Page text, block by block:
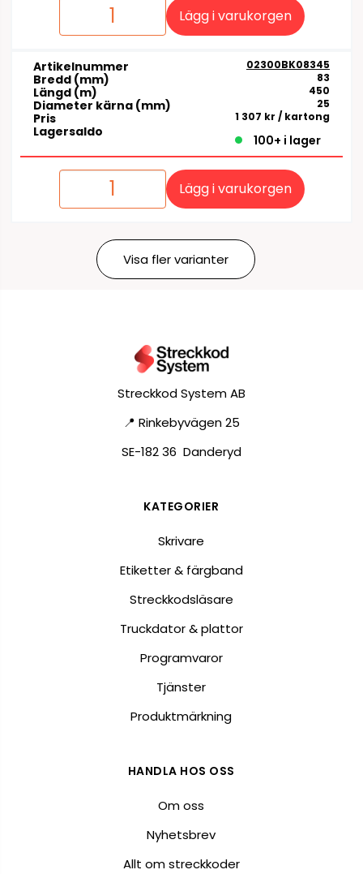
Lägg i varukorgen
Artikelnummer 02300BK08345
Bredd (mm) 83
Längd (m) 450
Diameter kärna (mm) 25
Pris 1 307 kr / kartong
Lagersaldo
100+ i lager
Lägg i varukorgen
Visa fler varianter
Streckkod System AB
📍 Rinkebyvägen 25
SE-182 36 Danderyd
KATEGORIER
Skrivare
Etiketter & färgband
Streckkodsläsare
Truckdator & plattor
Programvaror
Tjänster
Produktmärkning
HANDLA HOS OSS
Om oss
Nyhetsbrev
Allt om streckkoder